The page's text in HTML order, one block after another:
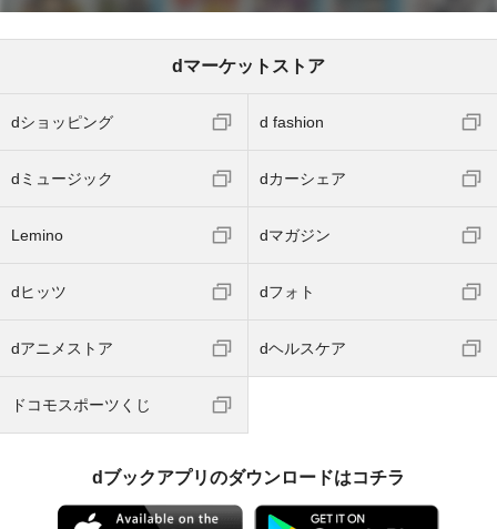
dマーケットストア
dショッピング d fashion
dミュージック dカーシェア
Lemino dマガジン
dヒッツ dフォト
dアニメストア dヘルスケア
ドコモスポーツくじ
dブックアプリのダウンロードはコチラ